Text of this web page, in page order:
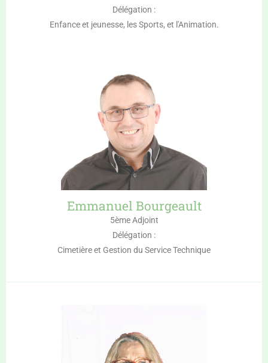
Délégation :
Enfance et jeunesse, les Sports, et l'Animation.
Emmanuel Bourgeault
5ème Adjoint
Délégation :
Cimetière et Gestion du Service Technique